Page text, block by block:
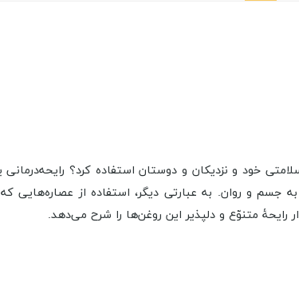
خود و نزدیکان و دوستان استفاده کرد؟
و روان. به عبارتی دیگر، استفاده از عصاره‌هایی
رایحۀ متنوّع و دلپذیر این روغن‌ها را شرح می‌دهد.